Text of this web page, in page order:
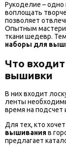
Рукоделие – одно
воплощать
позволяет
Опытным
ткани шедевр.
наборы для
Что
вышивки
В них входит
ленты
время на подсчет
Для тех, кто хочет
вышиванияв
предлагает